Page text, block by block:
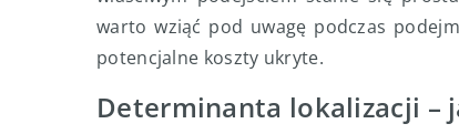
warto wziąć pod uwagę podczas
potencjalne koszty ukryte.
Determinanta lokalizacji –